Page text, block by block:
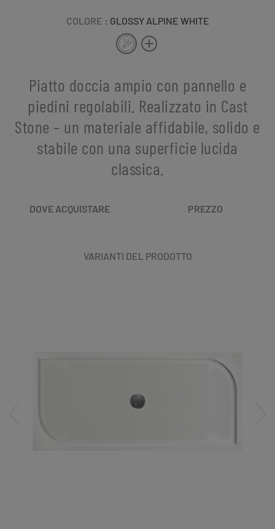
COLORE : GLOSSY ALPINE WHITE
Piatto doccia ampio con pannello e
piedini regolabili. Realizzato in Cast
Stone – un materiale affidabile, solido e
stabile con una superficie lucida
classica.
DOVE ACQUISTARE PREZZO
VARIANTI DEL PRODOTTO